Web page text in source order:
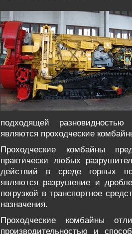
подходящей разновидностью
являются проходческие
Проходческие комбайны
практически любых
действий в среде горных
являются разрушение и
погрузкой в транспортное
назначения.
Проходческие комбайны
производительностью и